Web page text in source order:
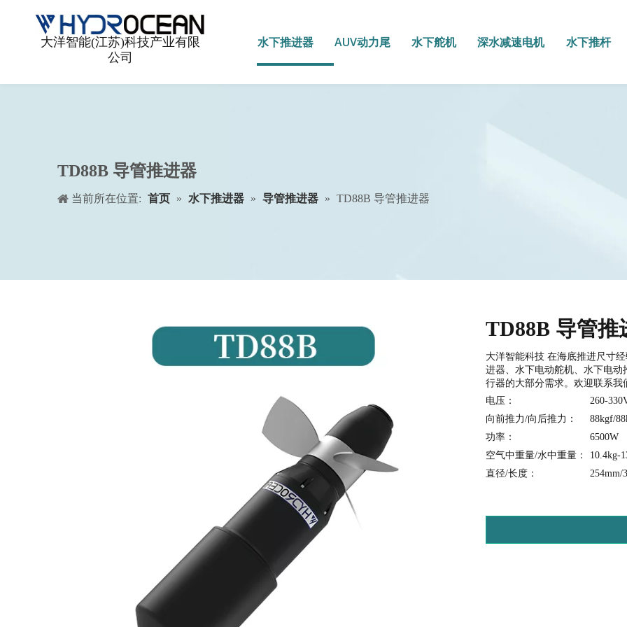
大洋智能(江苏)科技产业有限
公司
水下推进器 AUV动力尾 水下舵机 深水减速电机 水下推杆
TD88B 导管推进器
当前所在位置: 首页 » 水下推进器 » 导管推进器 » TD88B 导管推进器
TD88B 导管
大洋智能科技 在海底推进尺寸
进器、水下电动舵机、水下电
行器的大部分需求。欢迎联系
电压：
260-
向前推力/向后推力：
88kgf/
功率：
6500W
空气中重量/水中重量：
10.4kg-
直径/长度：
254mm/